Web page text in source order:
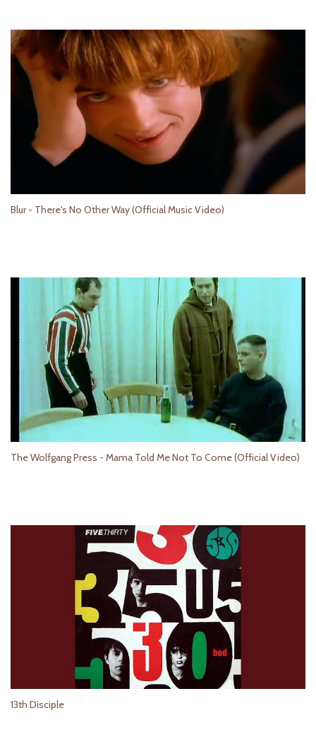
Blur - There's No Other Way (Official Music Video)
The Wolfgang Press - Mama Told Me Not To Come (Official Video)
13th Disciple